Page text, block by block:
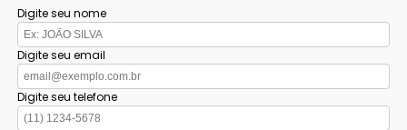
Digite seu nome
Digite seu email
Digite seu telefone